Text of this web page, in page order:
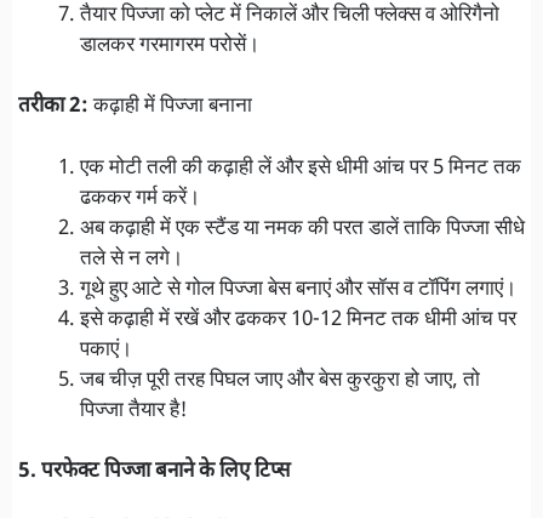
तैयार पिज्जा को प्लेट में निकालें और चिली फ्लेक्स व ओरिगैनो
डालकर गरमागरम परोसें।
तरीका 2:कढ़ाही में पिज्जा बनाना
एक मोटी तली की कढ़ाही लें और इसे धीमी आंच पर 5 मिनट तक
ढककर गर्म करें।
अब कढ़ाही में एक स्टैंड या नमक की परत डालें ताकि पिज्जा सीधे
तले से न लगे।
गूथे हुए आटे से गोल पिज्जा बेस बनाएं और सॉस व टॉपिंग लगाएं।
इसे कढ़ाही में रखें और ढककर 10-12 मिनट तक धीमी आंच पर
पकाएं।
जब चीज़ पूरी तरह पिघल जाए और बेस कुरकुरा हो जाए, तो
पिज्जा तैयार है!
5. परफेक्ट पिज्जा बनाने के लिए टिप्स